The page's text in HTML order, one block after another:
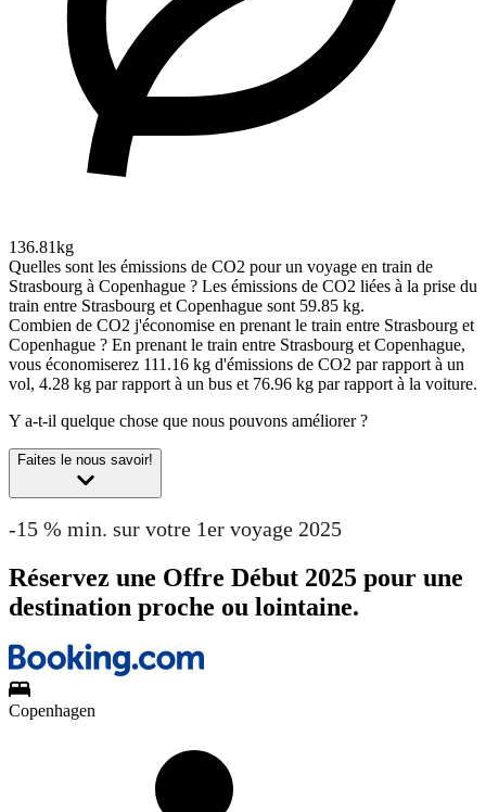
136.81kg
Quelles sont les émissions de CO2 pour un voyage en train de
Strasbourg à Copenhague ? Les émissions de CO2 liées à la prise du
train entre Strasbourg et Copenhague sont 59.85 kg.
Combien de CO2 j'économise en prenant le train entre Strasbourg et
Copenhague ? En prenant le train entre Strasbourg et Copenhague,
vous économiserez 111.16 kg d'émissions de CO2 par rapport à un
vol, 4.28 kg par rapport à un bus et 76.96 kg par rapport à la voiture.
Y a-t-il quelque chose que nous pouvons améliorer ?
Faites le nous savoir!
-15 % min. sur votre 1er voyage 2025
Réservez une Offre Début 2025 pour une
destination proche ou lointaine.
Copenhagen